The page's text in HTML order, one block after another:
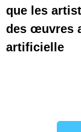
que les
des œuvres
artificielle